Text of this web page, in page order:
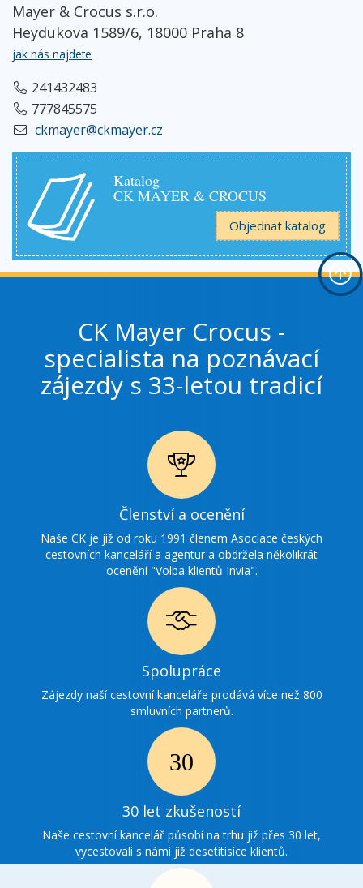
Mayer & Crocus s.r.o.
Heydukova 1589/6, 18000 Praha 8
jak nás najdete
241432483
777845575
ckmayer@ckmayer.cz
Katalog
CK MAYER & CROCUS
Objednat katalog
CK Mayer Crocus -
specialista na poznávací
zájezdy s 33-letou tradicí
Ikonka
ocenění
Členství a ocenění
Naše CK je již od roku 1991 členem Asociace českých
cestovních kanceláří a agentur a obdržela několikrát
ocenění "Volba klientů Invia".
Ikonka
spolupráce
Spolupráce
Zájezdy naší cestovní kanceláře prodává více než 800
smluvních partnerů.
30 Ikonka
zkušenosti
30 let zkušeností
Naše cestovní kancelář působí na trhu již přes 30 let,
vycestovali s námi již desetitisíce klientů.